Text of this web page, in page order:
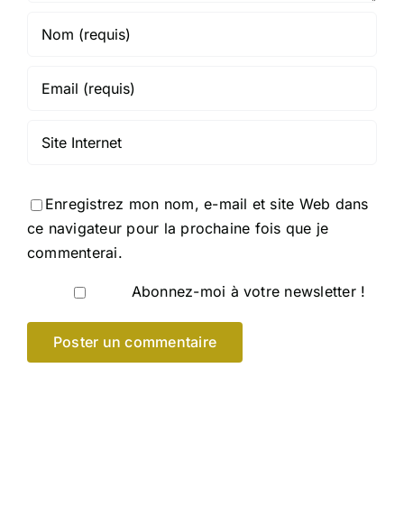
Enregistrez mon nom, e-mail et site Web dans
ce navigateur pour la prochaine fois que je
commenterai.
Abonnez-moi à votre newsletter !